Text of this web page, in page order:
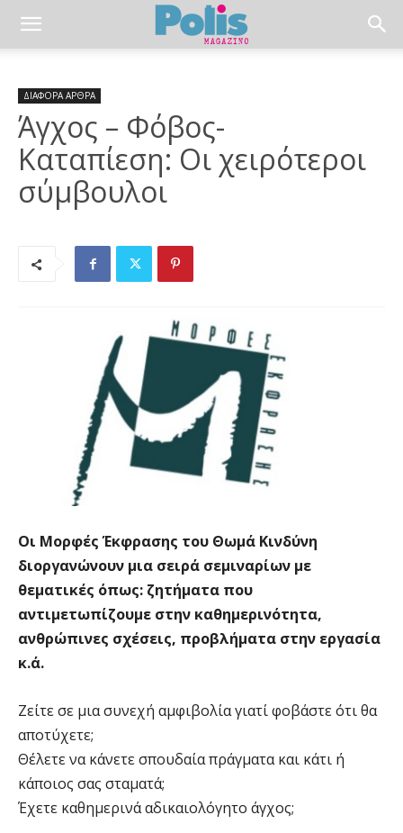
ΔΙΑΦΟΡΑ ΑΡΘΡΑ
Άγχος – Φόβος-
Καταπίεση: Οι χειρότεροι
σύμβουλοι
Οι Μορφές Έκφρασης του Θωμά Κινδύνη
διοργανώνουν μια σειρά σεμιναρίων με
θεματικές όπως: ζητήματα που
αντιμετωπίζουμε στην καθημερινότητα,
ανθρώπινες σχέσεις, προβλήματα στην εργασία
κ.ά.
Ζείτε σε μια συνεχή αμφιβολία γιατί φοβάστε ότι θα
αποτύχετε;
Θέλετε να κάνετε σπουδαία πράγματα και κάτι ή
κάποιος σας σταματά;
Έχετε καθημερινά αδικαιολόγητο άγχος;